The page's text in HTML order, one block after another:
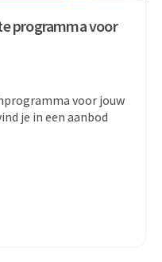
programma voor
voor jouw
je in een aanbod